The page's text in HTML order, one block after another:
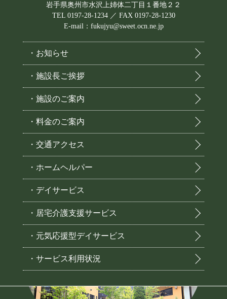
岩手県奥州市水沢上姉体二丁目１番地２２
TEL 0197-28-1234 ／ FAX 0197-28-1230
E-mail：fukujyu@sweet.ocn.ne.jp
・お知らせ
・施設長ご挨拶
・施設のご案内
・料金のご案内
・交通アクセス
・ホームヘルパー
・デイサービス
・居宅介護支援サービス
・元気応援型デイサービス
・サービス利用状況